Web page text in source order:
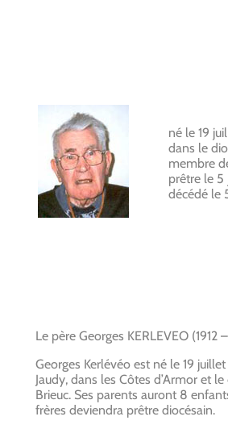
né le 19
dans le
membre
prêtre le 5
décédé le
Le père Georges KERLEVEO (1912
Georges Kerlévéo est né le 19
Jaudy, dans les Côtes d’Armor et
Brieuc. Ses parents auront 8
frères deviendra prêtre diocésain.